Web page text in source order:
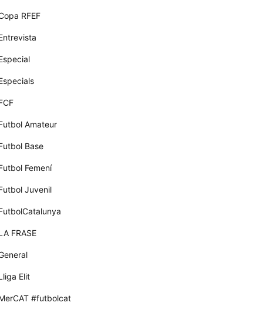
RFEF
Amateur
Base
Femení
Juvenil
FRASE
Elit
#futbolcat